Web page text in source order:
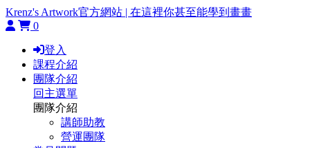
Krenz's Artwork官方網站 | 在這裡你甚至能學到畫畫
0
登入
課程介紹
團隊介紹
回主選單
團隊介紹
講師助教
營運團隊